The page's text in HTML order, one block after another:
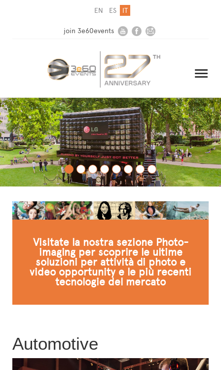
EN ES IT
join 3e60events
HOME
AZIENDA
SOLUZIONI
MEDIA
NEWSLETTER
CONTATTI
L'ESPERTO RISPONDE
Visitate la nostra sezione Photo-
imaging per scoprire le ultime
soluzioni per attività di photo e
video opportunity e le più recenti
tecnologie del mercato
Automotive